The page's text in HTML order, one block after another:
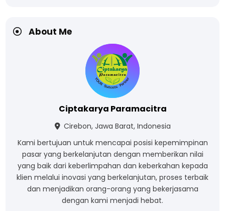
About Me
Ciptakarya Paramacitra
Cirebon, Jawa Barat, Indonesia
Kami bertujuan untuk mencapai posisi kepemimpinan
pasar yang berkelanjutan dengan memberikan nilai
yang baik dari keberlimpahan dan keberkahan kepada
klien melalui inovasi yang berkelanjutan, proses terbaik
dan menjadikan orang-orang yang bekerjasama
dengan kami menjadi hebat.